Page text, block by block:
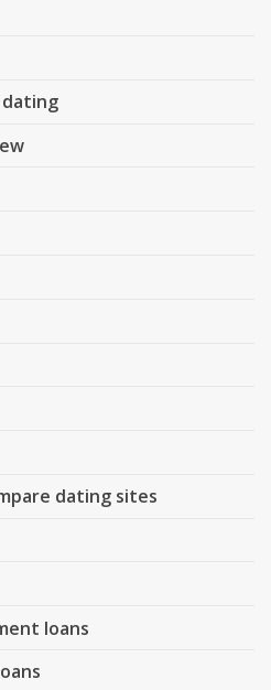
dating sites
loans